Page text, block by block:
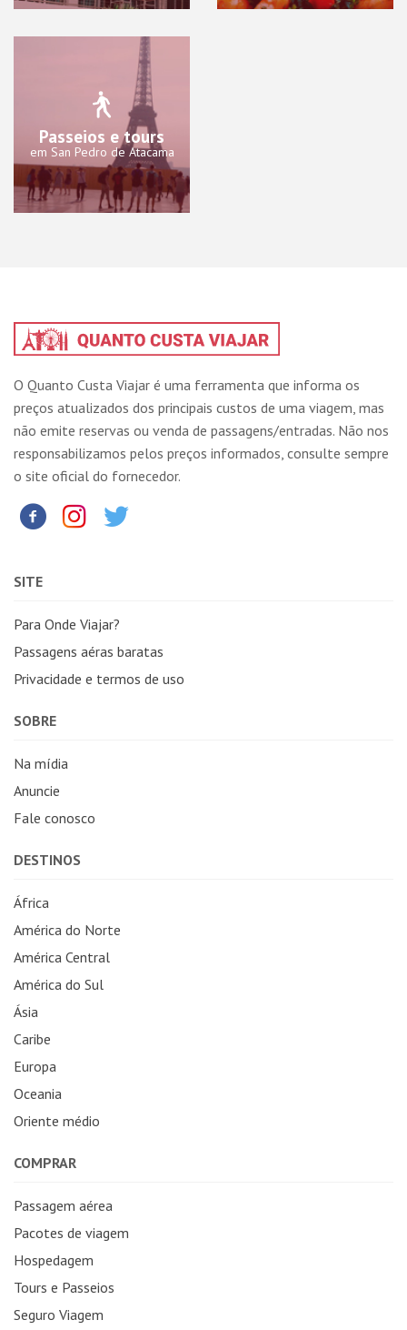
Passeios e tours
em San Pedro de Atacama
O Quanto Custa Viajar é uma ferramenta que informa os
preços atualizados dos principais custos de uma viagem, mas
não emite reservas ou venda de passagens/entradas. Não nos
responsabilizamos pelos preços informados, consulte sempre
o site oficial do fornecedor.
SITE
Para Onde Viajar?
Passagens aéras baratas
Privacidade e termos de uso
SOBRE
Na mídia
Anuncie
Fale conosco
DESTINOS
África
América do Norte
América Central
América do Sul
Ásia
Caribe
Europa
Oceania
Oriente médio
COMPRAR
Passagem aérea
Pacotes de viagem
Hospedagem
Tours e Passeios
Seguro Viagem